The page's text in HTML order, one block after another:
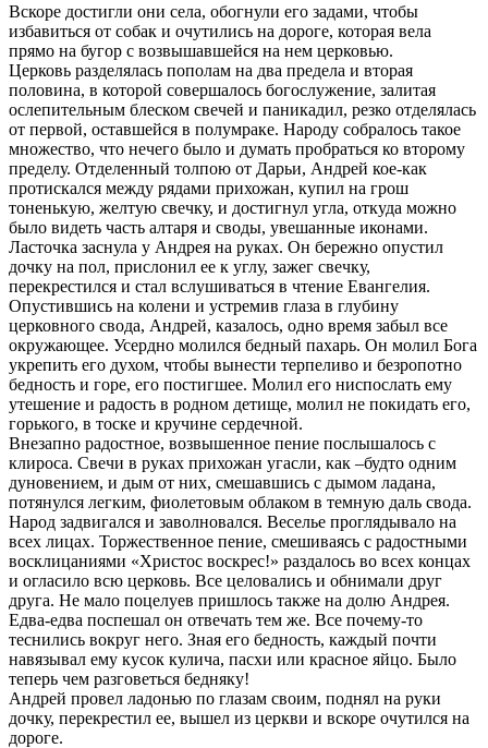
Вскоре достигли они села, обогнули его задами, чтобы
избавиться от собак и очутились на дороге, которая вела
прямо на бугор с возвышавшейся на нем церковью.
Церковь разделялась пополам на два предела и вторая
половина, в которой совершалось богослужение, залитая
ослепительным блеском свечей и паникадил, резко отделялась
от первой, оставшейся в полумраке. Народу собралось такое
множество, что нечего было и думать пробраться ко второму
пределу. Отделенный толпою от Дарьи, Андрей кое-как
протискался между рядами прихожан, купил на грош
тоненькую, желтую свечку, и достигнул угла, откуда можно
было видеть часть алтаря и своды, увешанные иконами.
Ласточка заснула у Андрея на руках. Он бережно опустил
дочку на пол, прислонил ее к углу, зажег свечку,
перекрестился и стал вслушиваться в чтение Евангелия.
Опустившись на колени и устремив глаза в глубину
церковного свода, Андрей, казалось, одно время забыл все
окружающее. Усердно молился бедный пахарь. Он молил Бога
укрепить его духом, чтобы вынести терпеливо и безропотно
бедность и горе, его постигшее. Молил его ниспослать ему
утешение и радость в родном детище, молил не покидать его,
горького, в тоске и кручине сердечной.
Внезапно радостное, возвышенное пение послышалось с
клироса. Свечи в руках прихожан угасли, как –будто одним
дуновением, и дым от них, смешавшись с дымом ладана,
потянулся легким, фиолетовым облаком в темную даль свода.
Народ задвигался и заволновался. Веселье проглядывало на
всех лицах. Торжественное пение, смешиваясь с радостными
восклицаниями «Христос воскрес!» раздалось во всех концах
и огласило всю церковь. Все целовались и обнимали друг
друга. Не мало поцелуев пришлось также на долю Андрея.
Едва-едва поспешал он отвечать тем же. Все почему-то
теснились вокруг него. Зная его бедность, каждый почти
навязывал ему кусок кулича, пасхи или красное яйцо. Было
теперь чем разговеться бедняку!
Андрей провел ладонью по глазам своим, поднял на руки
дочку, перекрестил ее, вышел из церкви и вскоре очутился на
дороге.